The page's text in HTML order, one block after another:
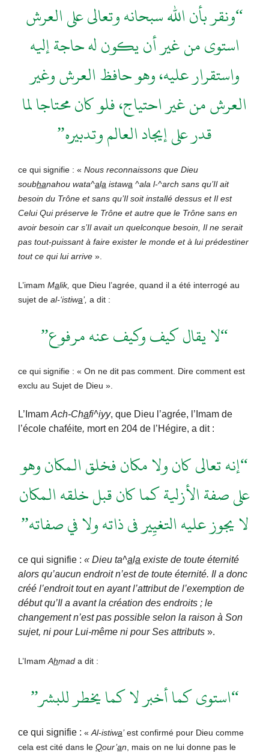
“ونقر بأن الله سبحانه وتعالى على العرش
استوى من غير أن يكون له حاجة إليه
واستقرار عليه، وهو حافظ العرش وغير
العرش من غير احتياج، فلو كان محتاجا لما
قدر على إيجاد العالم وتدبيره”
ce qui signifie : « Nous reconnaissons que Dieu
soubhanahou wata^ala istawa ^ala l-^arch sans qu’Il ait
besoin du Trône et sans qu’Il soit installé dessus et Il est
Celui Qui préserve le Trône et autre que le Trône sans en
avoir besoin car s’Il avait un quelconque besoin, Il ne serait
pas tout-puissant à faire exister le monde et à lui prédestiner
tout ce qui lui arrive ».
L’imam Malik, que Dieu l’agrée, quand il a été interrogé au
sujet de al-‘istiwa’, a dit :
“لا يقال كيف وكيف عنه مرفوع”
ce qui signifie : « On ne dit pas comment. Dire comment est
exclu au Sujet de Dieu ».
L’Imam Ach-Chafi^iyy, que Dieu l’agrée, l’Imam de
l’école chaféite, mort en 204 de l’Hégire, a dit :
“إنه تعالى كان ولا مكان فخلق الـمكان وهو
على صفة الأزلية كما كان قبل خلقه الـمكان
لا يجوز عليه التغيِير فى ذاته ولا في صفاته”
ce qui signifie : « Dieu ta^ala existe de toute éternité
alors qu’aucun endroit n’est de toute éternité. Il a donc
créé l’endroit tout en ayant l’attribut de l’exemption de
début qu’Il a avant la création des endroits ; le
changement n’est pas possible selon la raison à Son
sujet, ni pour Lui-même ni pour Ses attributs ».
L’Imam Ahmad a dit :
“استوى كما أخبر لا كما يخطر للبشر”
ce qui signifie : «Al-istiwa’est confirmé pour Dieu comme
cela est cité dans le Qour’an, mais on ne lui donne pas le